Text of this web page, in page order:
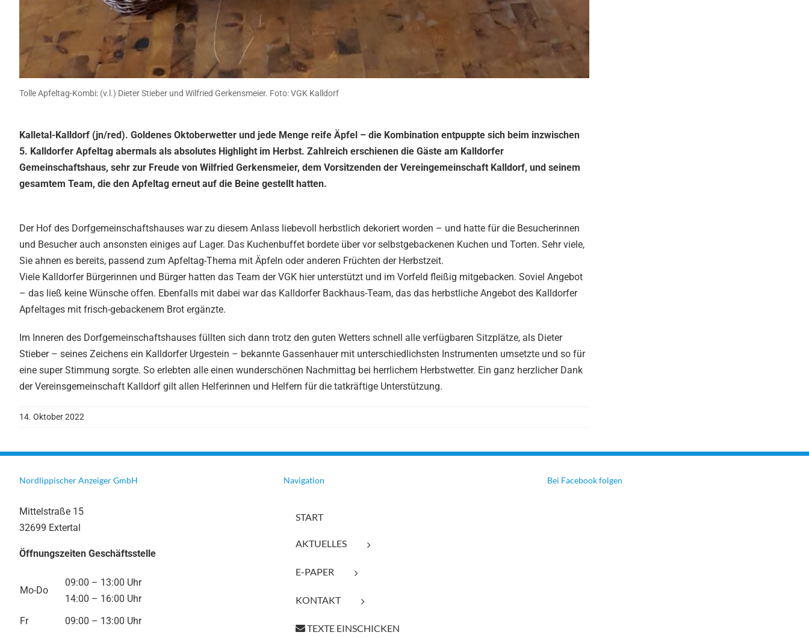
Tolle Apfeltag-Kombi: (v.l.) Dieter Stieber und Wilfried Gerkensmeier. Foto: VGK Kalldorf
Kalletal-Kalldorf (jn/red). Goldenes Oktoberwetter und jede Menge reife Äpfel – die Kombination entpuppte sich beim inzwischen
5. Kalldorfer Apfeltag abermals als absolutes Highlight im Herbst. Zahlreich erschienen die Gäste am Kalldorfer
Gemeinschaftshaus, sehr zur Freude von Wilfried Gerkensmeier, dem Vorsitzenden der Vereingemeinschaft Kalldorf, und seinem
gesamtem Team, die den Apfeltag erneut auf die Beine gestellt hatten.
Der Hof des Dorfgemeinschaftshauses war zu diesem Anlass liebevoll herbstlich dekoriert worden – und hatte für die Besucherinnen
und Besucher auch ansonsten einiges auf Lager. Das Kuchenbuffet bordete über vor selbstgebackenen Kuchen und Torten. Sehr viele,
Sie ahnen es bereits, passend zum Apfeltag-Thema mit Äpfeln oder anderen Früchten der Herbstzeit.
Viele Kalldorfer Bürgerinnen und Bürger hatten das Team der VGK hier unterstützt und im Vorfeld fleißig mitgebacken. Soviel Angebot
– das ließ keine Wünsche offen. Ebenfalls mit dabei war das Kalldorfer Backhaus-Team, das das herbstliche Angebot des Kalldorfer
Apfeltages mit frisch-gebackenem Brot ergänzte.
Im Inneren des Dorfgemeinschaftshauses füllten sich dann trotz den guten Wetters schnell alle verfügbaren Sitzplätze, als Dieter
Stieber – seines Zeichens ein Kalldorfer Urgestein – bekannte Gassenhauer mit unterschiedlichsten Instrumenten umsetzte und so für
eine super Stimmung sorgte. So erlebten alle einen wunderschönen Nachmittag bei herrlichem Herbstwetter. Ein ganz herzlicher Dank
der Vereinsgemeinschaft Kalldorf gilt allen Helferinnen und Helfern für die tatkräftige Unterstützung.
14. Oktober 2022
Nordlippischer Anzeiger GmbH
Mittelstraße 15
32699 Extertal
Öffnungszeiten Geschäftsstelle
Mo-Do
09:00 – 13:00 Uhr
14:00 – 16:00 Uhr
Fr
09:00 – 13:00 Uhr
Navigation
START
AKTUELLES
E-PAPER
KONTAKT
TEXTE EINSCHICKEN
Bei Facebook folgen